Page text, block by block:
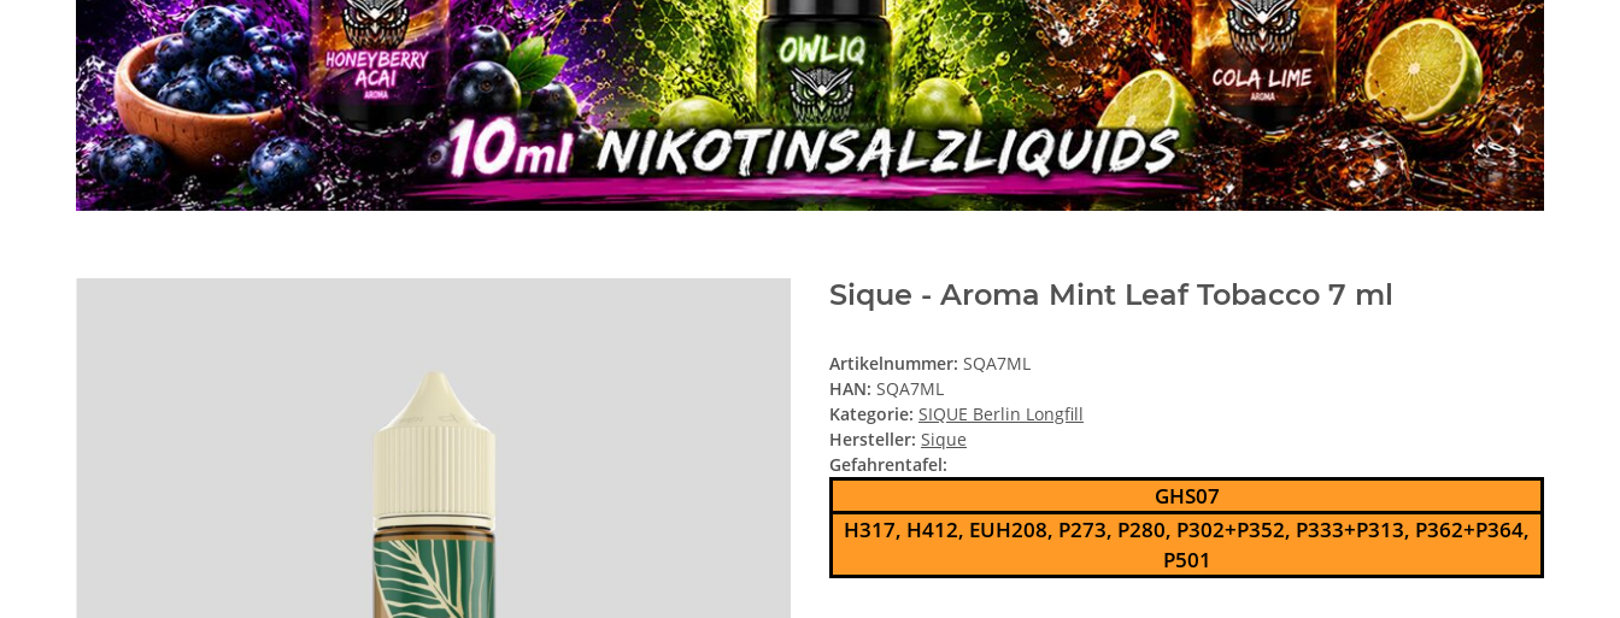
Sique - Aroma Mint Leaf Tobacco 7 ml
Artikelnummer: SQA7ML
HAN: SQA7ML
Kategorie: SIQUE Berlin Longfill
Hersteller: Sique
Gefahrentafel:
GHS07
H317, H412, EUH208, P273, P280, P302+P352, P333+P313, P362+P364,
P501